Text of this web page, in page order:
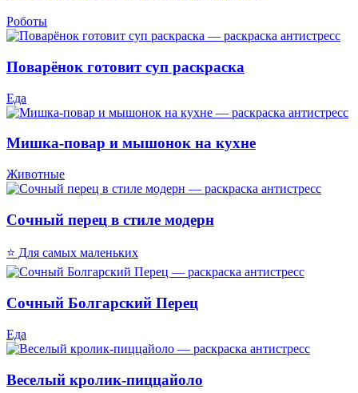
Роботы
Поварёнок готовит суп раскраска
Еда
Мишка-повар и мышонок на кухне
Животные
Сочный перец в стиле модерн
⭐ Для самых маленьких
Сочный Болгарский Перец
Еда
Веселый кролик-пиццайоло